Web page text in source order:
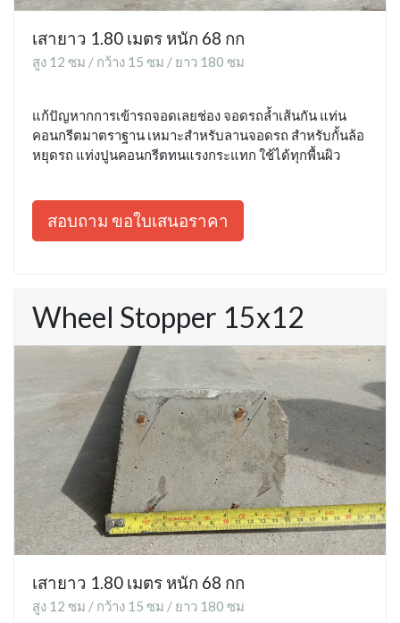
เสายาว 1.80 เมตร หนัก 68 กก
สูง 12 ซม / กว้าง 15 ซม / ยาว 180 ซม
แก้ปัญหากการเข้ารถจอดเลยช่อง จอดรถล้ำเส้นกัน แท่น
คอนกรีตมาตราฐาน เหมาะสำหรับลานจอดรถ สำหรับกั้นล้อ
หยุดรถ แท่งปูนคอนกรีตทนแรงกระแทก ใช้ได้ทุกพื้นผิว
สอบถาม ขอใบเสนอราคา
Wheel Stopper 15x12
เสายาว 1.80 เมตร หนัก 68 กก
สูง 12 ซม / กว้าง 15 ซม / ยาว 180 ซม